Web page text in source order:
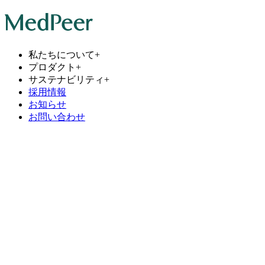
私たちについて+
プロダクト +
サステナビリティ+
採用情報
お知らせ
お問い合わせ